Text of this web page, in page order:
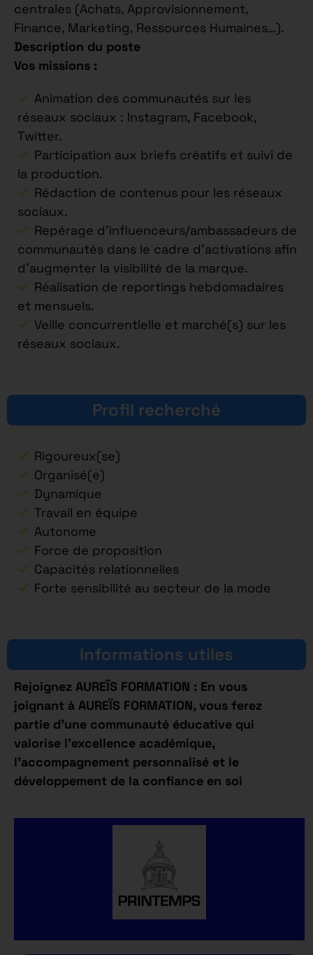
centrales (Achats, Approvisionnement,
Finance, Marketing, Ressources Humaines…).
Description du poste
Vos missions :
Animation des communautés sur les
réseaux sociaux : Instagram, Facebook,
Twitter.
Participation aux briefs créatifs et suivi de
la production.
Rédaction de contenus pour les réseaux
sociaux.
Repérage d’influenceurs/ambassadeurs de
communautés dans le cadre d’activations afin
d’augmenter la visibilité de la marque.
Réalisation de reportings hebdomadaires
et mensuels.
Veille concurrentielle et marché(s) sur les
réseaux sociaux.
Profil recherché
Rigoureux(se)
Organisé(e)
Dynamique
Travail en équipe
Autonome
Force de proposition
Capacités relationnelles
Forte sensibilité au secteur de la mode
Informations utiles
Rejoignez AUREÏS FORMATION : En vous
joignant à AUREÏS FORMATION, vous ferez
partie d’une communauté éducative qui
valorise l’excellence académique,
l’accompagnement personnalisé et le
développement de la confiance en soi